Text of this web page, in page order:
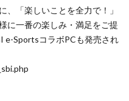
、「楽しいことを全力で！」
に一番の楽しみ・満足をご提
e-SportsコラボPCも発売され